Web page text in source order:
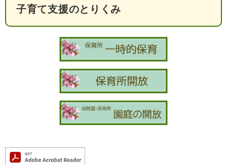
子育て支援のとりくみ